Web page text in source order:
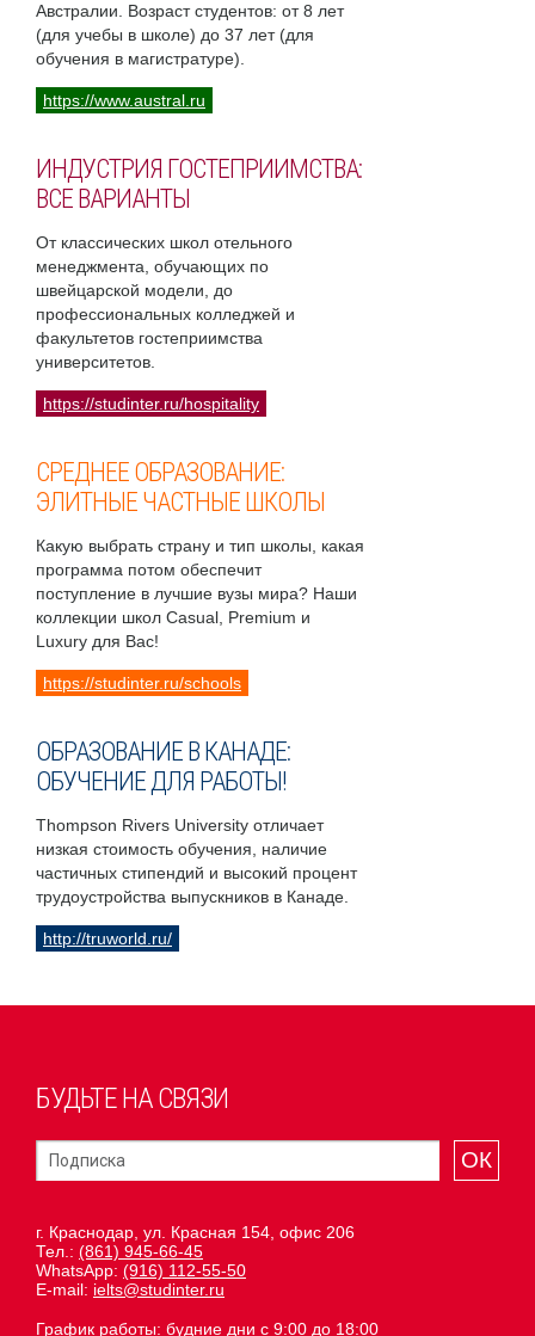
Австралии. Возраст студентов: от 8 лет
(для учебы в школе) до 37 лет (для
обучения в магистратуре).
https://www.austral.ru
ИНДУСТРИЯ ГОСТЕПРИИМСТВА:
ВСЕ ВАРИАНТЫ
От классических школ отельного
менеджмента, обучающих по
швейцарской модели, до
профессиональных колледжей и
факультетов гостеприимства
университетов.
https://studinter.ru/hospitality
СРЕДНЕЕ ОБРАЗОВАНИЕ:
ЭЛИТНЫЕ ЧАСТНЫЕ ШКОЛЫ
Какую выбрать страну и тип школы, какая
программа потом обеспечит
поступление в лучшие вузы мира? Наши
коллекции школ Casual, Premium и
Luxury для Вас!
https://studinter.ru/schools
ОБРАЗОВАНИЕ В КАНАДЕ:
ОБУЧЕНИЕ ДЛЯ РАБОТЫ!
Thompson Rivers University отличает
низкая стоимость обучения, наличие
частичных стипендий и высокий процент
трудоустройства выпускников в Канаде.
http://truworld.ru/
БУДЬТЕ НА СВЯЗИ
ОК
г. Краснодар, ул. Красная 154, офис 206
Тел.: (861) 945-66-45
WhatsApp: (916) 112-55-50
E-mail: ielts@studinter.ru
График работы: будние дни с 9:00 до 18:00